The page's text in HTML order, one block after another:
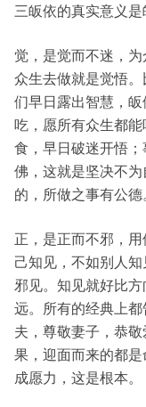
三皈依的真实意义是
觉，是觉而不迷，
众生去做就是觉悟
们早日露出智慧，
吃，愿所有众生都
食，早日破迷开悟
佛，这就是坚决不
的，所做之事有公德
正，是正而不邪，
己知见，不如别人
邪见。知见就好比
远。所有的经典上
夫，尊敬妻子，恭
果，迎面而来的都
成愿力，这是根本。